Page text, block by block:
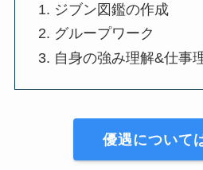
ジブン図鑑の作成
グループワーク
自身の強み理解&仕事
優遇について